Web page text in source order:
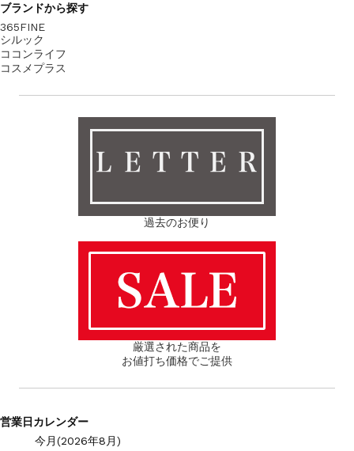
ブランドから探す
365FINE
シルック
ココンライフ
コスメプラス
ＬＥＴＴＥＲ
過去のお便り
厳選された商品を
お値打ち価格でご提供
営業日カレンダー
今月(2026年8月)